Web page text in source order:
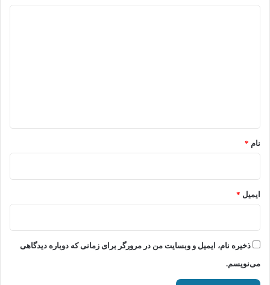
نام *
ایمیل *
ذخیره نام، ایمیل و وبسایت من در مرورگر برای زمانی که دوباره دیدگاهی
می‌نویسم.